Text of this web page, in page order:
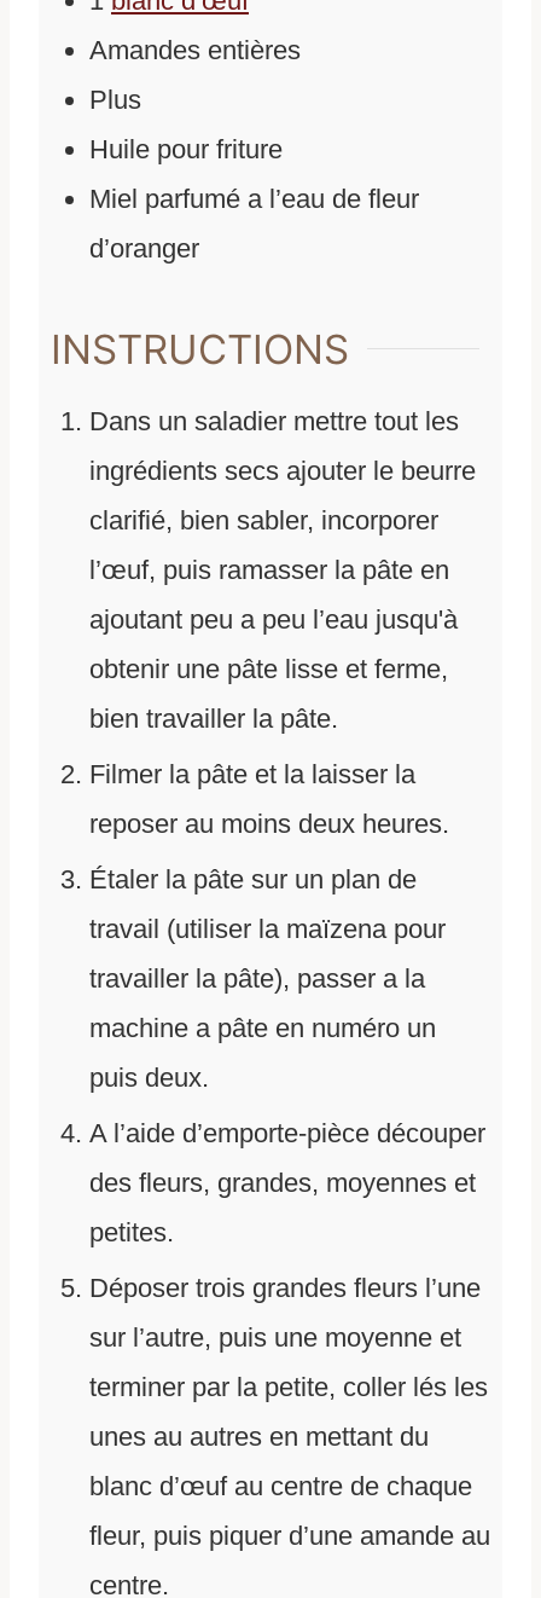
Amandes entières
Plus
Huile pour friture
Miel parfumé a l’eau de fleur
d’oranger
INSTRUCTIONS
Dans un saladier mettre tout les
ingrédients secs ajouter le beurre
clarifié, bien sabler, incorporer
l’œuf, puis ramasser la pâte en
ajoutant peu a peu l’eau jusqu'à
obtenir une pâte lisse et ferme,
bien travailler la pâte.
Filmer la pâte et la laisser la
reposer au moins deux heures.
Étaler la pâte sur un plan de
travail (utiliser la maïzena pour
travailler la pâte), passer a la
machine a pâte en numéro un
puis deux.
A l’aide d’emporte-pièce découper
des fleurs, grandes, moyennes et
petites.
Déposer trois grandes fleurs l’une
sur l’autre, puis une moyenne et
terminer par la petite, coller lés les
unes au autres en mettant du
blanc d’œuf au centre de chaque
fleur, puis piquer d’une amande au
centre.